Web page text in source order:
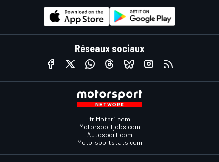
Réseaux sociaux
fr.Motor1.com
Motorsportjobs.com
Autosport.com
Motorsportstats.com